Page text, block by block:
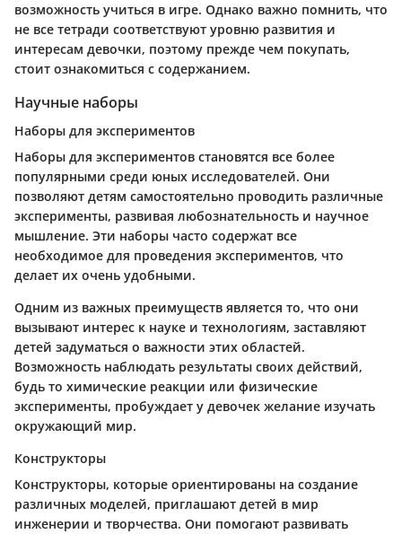
возможность учиться в игре. Однако важно помнить, что
не все тетради соответствуют уровню развития и
интересам девочки, поэтому прежде чем покупать,
стоит ознакомиться с содержанием.
Научные наборы
Наборы для экспериментов
Наборы для экспериментов становятся все более
популярными среди юных исследователей. Они
позволяют детям самостоятельно проводить различные
эксперименты, развивая любознательность и научное
мышление. Эти наборы часто содержат все
необходимое для проведения экспериментов, что
делает их очень удобными.
Одним из важных преимуществ является то, что они
вызывают интерес к науке и технологиям, заставляют
детей задуматься о важности этих областей.
Возможность наблюдать результаты своих действий,
будь то химические реакции или физические
эксперименты, пробуждает у девочек желание изучать
окружающий мир.
Конструкторы
Конструкторы, которые ориентированы на создание
различных моделей, приглашают детей в мир
инженерии и творчества. Они помогают развивать